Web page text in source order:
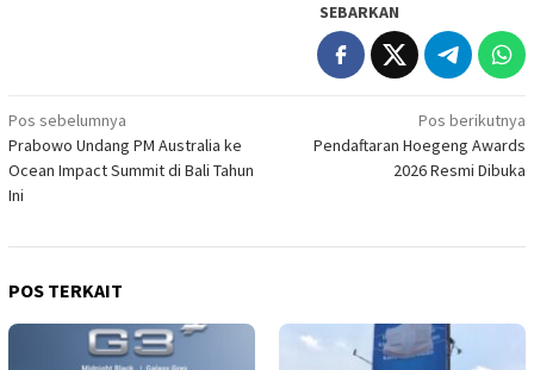
SEBARKAN
Navigasi
pos
Pos sebelumnya
Prabowo Undang PM Australia ke
Ocean Impact Summit di Bali Tahun
Ini
Pos berikutnya
Pendaftaran Hoegeng Awards
2026 Resmi Dibuka
POS TERKAIT